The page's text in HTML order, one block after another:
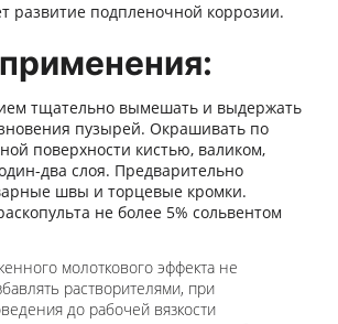
развитие подпленочной коррозии.
тщательно вымешать и выдержать
пузырей. Окрашивать по
поверхности кистью, валиком,
два слоя. Предварительно
швы и торцевые кромки.
не более 5% сольвентом
молоткового эффекта не
растворителями, при
до рабочей вязкости